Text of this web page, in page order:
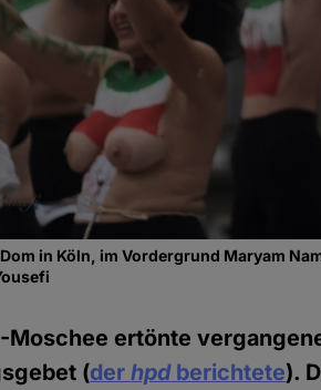
in Köln, im Vordergrund Maryam
-Moschee ertönte
(derhpdberichtete).